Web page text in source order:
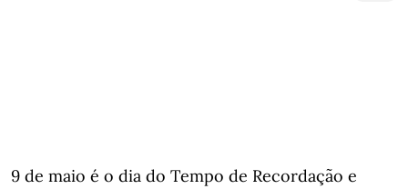
9 de maio é o dia do Tempo de Recordação e